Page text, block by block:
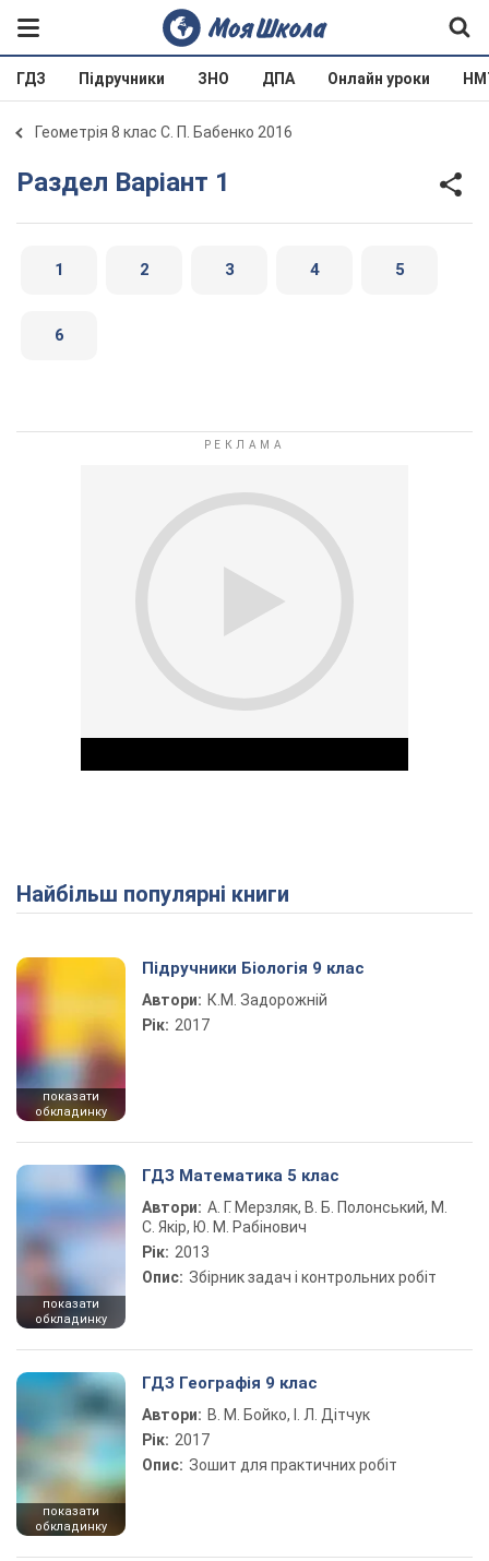
ГДЗ Підручники ЗНО ДПА Онлайн уроки
Геометрія 8 клас С. П. Бабенко 2016
Раздел Варіант 1
1 2 3 4 5
6
Play Video
Найбільш популярні книги
показати
обкладинку
Підручники Біологія 9 клас
Автори: К.М. Задорожній
Рік: 2017
показати
обкладинку
ГДЗ Математика 5 клас
Автори: А. Г. Мерзляк, В. Б. Полонський, М.
С. Якір, Ю. М. Рабінович
Рік: 2013
Опис: Збірник задач і контрольних робіт
показати
обкладинку
ГДЗ Географія 9 клас
Автори: В. М. Бойко, І. Л. Дітчук
Рік: 2017
Опис: Зошит для практичних робіт